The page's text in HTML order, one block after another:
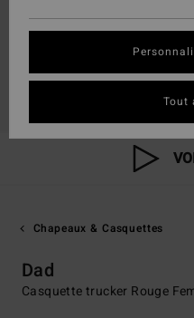
Chapeaux & Casquettes
Dad
Casquette trucker Rouge
Tout